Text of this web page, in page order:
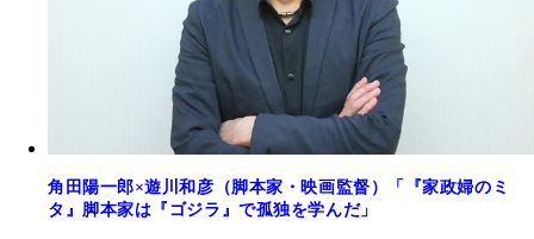
角田陽一郎×遊川和彦（脚本家・映画監督）「『家政婦のミ
タ』脚本家は『ゴジラ』で孤独を学んだ」